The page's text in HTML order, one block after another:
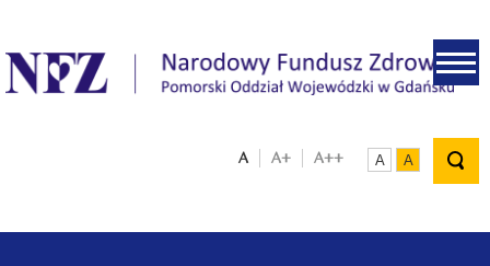
.
A A+ A++ A A